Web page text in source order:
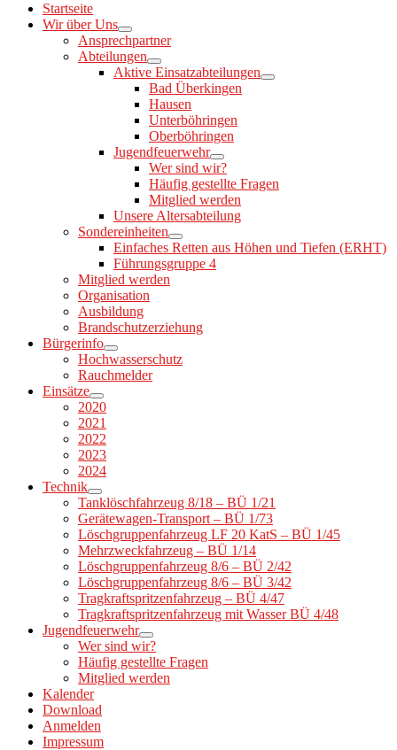
Startseite
Wir über Uns
Ansprechpartner
Abteilungen
Aktive Einsatzabteilungen
Bad Überkingen
Hausen
Unterböhringen
Oberböhringen
Jugendfeuerwehr
Wer sind wir?
Häufig gestellte Fragen
Mitglied werden
Unsere Altersabteilung
Sondereinheiten
Einfaches Retten aus Höhen und Tiefen (ERHT)
Führungsgruppe 4
Mitglied werden
Organisation
Ausbildung
Brandschutzerziehung
Bürgerinfo
Hochwasserschutz
Rauchmelder
Einsätze
2020
2021
2022
2023
2024
Technik
Tanklöschfahrzeug 8/18 – BÜ 1/21
Gerätewagen-Transport – BÜ 1/73
Löschgruppenfahrzeug LF 20 KatS – BÜ 1/45
Mehrzweckfahrzeug – BÜ 1/14
Löschgruppenfahrzeug 8/6 – BÜ 2/42
Löschgruppenfahrzeug 8/6 – BÜ 3/42
Tragkraftspritzenfahrzeug – BÜ 4/47
Tragkraftspritzenfahrzeug mit Wasser BÜ 4/48
Jugendfeuerwehr
Wer sind wir?
Häufig gestellte Fragen
Mitglied werden
Kalender
Download
Anmelden
Impressum